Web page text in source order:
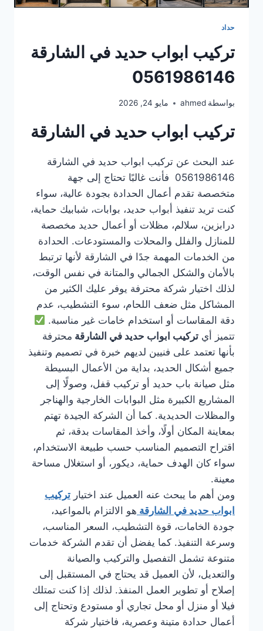
حداد
تركيب ابواب حديد في الشارقة
0561986146
بواسطة ahmed مايو 24, 2026
تركيب ابواب حديد في الشارقة
عند البحث عن تركيب ابواب حديد في الشارقة
0561986146 فأنت غالبًا تحتاج إلى جهة
متخصصة تقدم أعمال الحدادة بجودة عالية، سواء
كنت تريد تنفيذ أبواب حديد، بوابات، شبابيك حماية،
درابزين، سلالم، مظلات أو أعمال حديد مخصصة
للمنازل والفلل والمحلات والمستودعات. الحدادة
من الخدمات المهمة جدًا في الشارقة لأنها ترتبط
بالأمان والشكل الجمالي والمتانة في نفس الوقت،
لذلك اختيار شركة محترفة يوفر عليك الكثير من
المشاكل مثل ضعف اللحام، سوء التشطيب، عدم
دقة المقاسات أو استخدام خامات غير مناسبة.
تتميز أي تركيب ابواب حديد في الشارقة محترفة
بأنها تعتمد على فنيين لديهم خبرة في تصميم وتنفيذ
جميع أشكال الحديد، بداية من الأعمال البسيطة
مثل صيانة باب حديد أو تركيب قفل، وصولًا إلى
المشاريع الكبيرة مثل البوابات الخارجية والهناجر
والمظلات الحديدية. كما أن الشركة الجيدة تهتم
بمعاينة المكان أولًا، وأخذ المقاسات بدقة، ثم
اقتراح التصميم المناسب حسب طبيعة الاستخدام،
سواء كان الهدف حماية، ديكور، أو استغلال مساحة
معينة.
ومن أهم ما يبحث عنه العميل عند اختيار تركيب
ابواب حديد في الشارقة هو الالتزام بالمواعيد،
جودة الخامات، قوة التشطيب، السعر المناسب،
وسرعة التنفيذ. كما يفضل أن تقدم الشركة خدمات
متنوعة تشمل التفصيل والتركيب والصيانة
والتعديل، لأن العميل قد يحتاج في المستقبل إلى
إصلاح أو تطوير العمل المنفذ. لذلك إذا كنت تمتلك
فيلا أو منزل أو محل تجاري أو مستودع وتحتاج إلى
أعمال حدادة متينة وعصرية، فاختيار شركة